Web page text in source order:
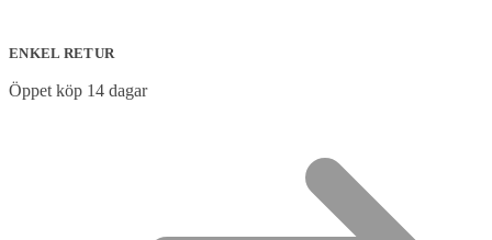
ENKEL RETUR
Öppet köp 14 dagar